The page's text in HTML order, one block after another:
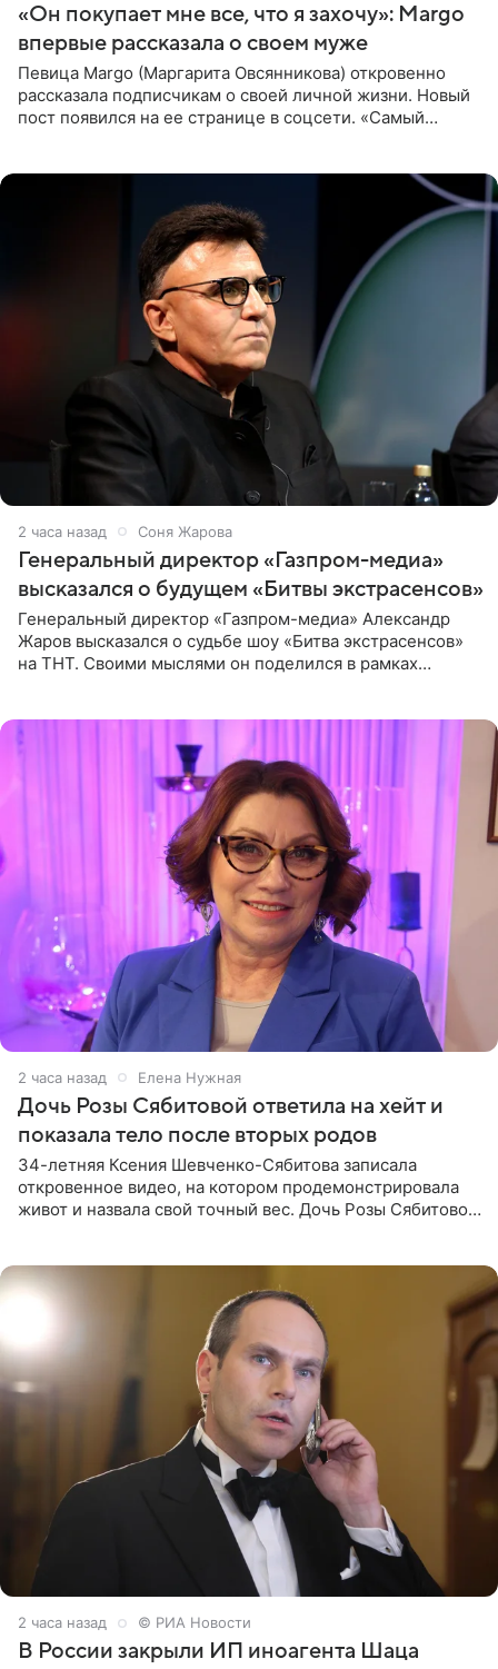
«Он покупает мне все, что я захочу»: Margo
впервые рассказала о своем муже
Певица Margo (Маргарита Овсянникова) откровенно
рассказала подписчикам о своей личной жизни. Новый
пост появился на ее странице в соцсети. «Самый
2 часа назад Соня Жарова
Генеральный директор «Газпром-медиа»
высказался о будущем «Битвы экстрасенсов»
Генеральный директор «Газпром-медиа» Александр
Жаров высказался о судьбе шоу «Битва экстрасенсов»
на ТНТ. Своими мыслями он поделился в рамках
2 часа назад Елена Нужная
Дочь Розы Сябитовой ответила на хейт и
показала тело после вторых родов
34-летняя Ксения Шевченко-Сябитова записала
откровенное видео, на котором продемонстрировала
живот и назвала свой точный вес. Дочь Розы Сябитовой
2 часа назад © РИА Новости
В России закрыли ИП иноагента Шаца